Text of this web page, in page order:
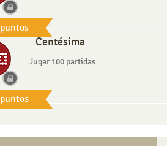
puntos
puntos
Centésima
Jugar 100 partidas